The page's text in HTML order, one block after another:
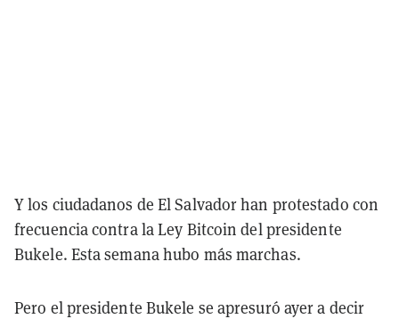
Y los ciudadanos de El Salvador han protestado con
frecuencia contra la Ley Bitcoin del presidente
Bukele. Esta semana hubo más marchas.
Pero el presidente Bukele se apresuró ayer a decir